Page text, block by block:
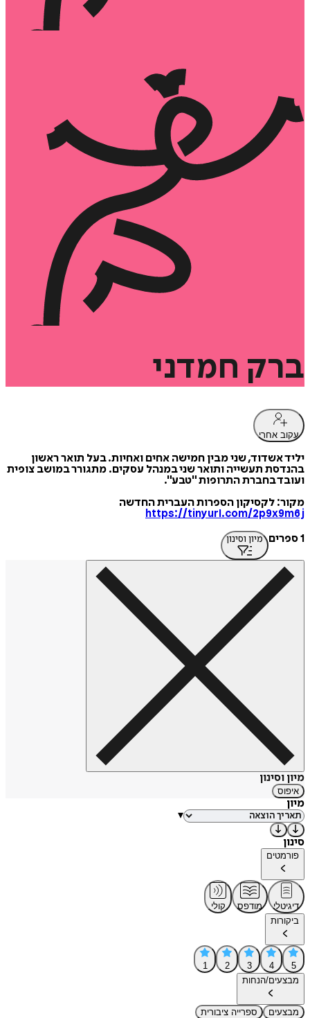
ברק חמדני
עקוב אחרי
יליד אשדוד, שני מבין חמישה אחים ואחיות. בעל תואר ראשון
בהנדסת תעשייה ותואר שני במנהל עסקים. מתגורר במושב צופית
ועובד בחברת התרופות "טבע".
מקור: לקסיקון הספרות העברית החדשה
https://tinyurl.com/2p9x9m6j
1 ספרים
מיון וסינון
מיון וסינון
איפוס
מיון
▾
סינון
פורמטים
דיגיטלי מודפס
קולי
ביקורות
5
4
3
2
1
מבצעים/הנחות
מבצעים ספרייה ציבורית